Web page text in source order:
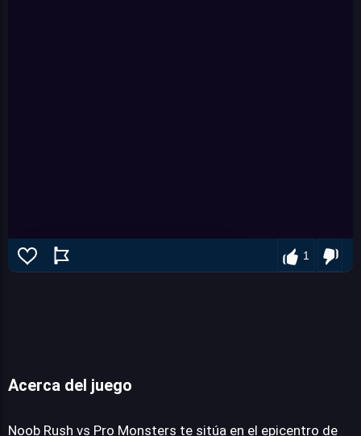
1
Acerca del juego
Noob Rush vs Pro Monsters te sitúa en el epicentro de